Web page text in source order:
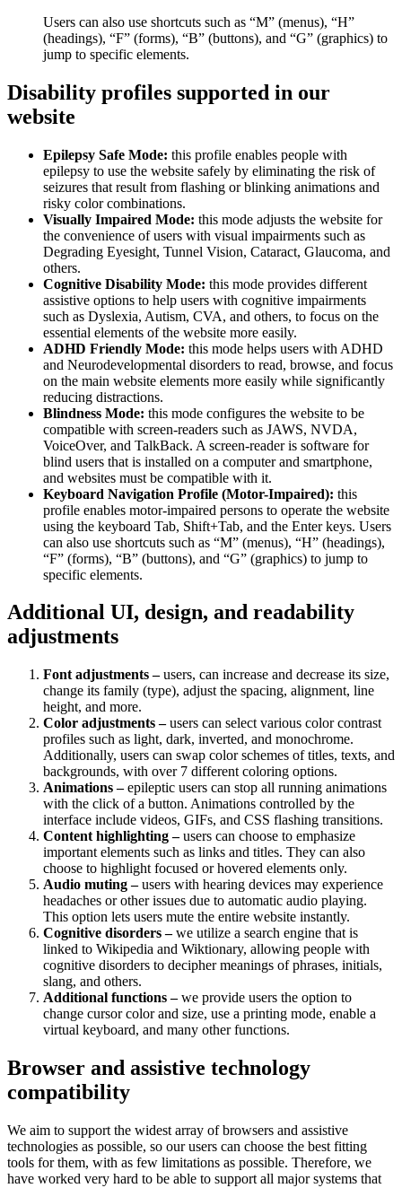
Users can also use shortcuts such as “M” (menus), “H”
(headings), “F” (forms), “B” (buttons), and “G” (graphics) to
jump to specific elements.
Disability profiles supported in our
website
Epilepsy Safe Mode: this profile enables people with
epilepsy to use the website safely by eliminating the risk of
seizures that result from flashing or blinking animations and
risky color combinations.
Visually Impaired Mode: this mode adjusts the website for
the convenience of users with visual impairments such as
Degrading Eyesight, Tunnel Vision, Cataract, Glaucoma, and
others.
Cognitive Disability Mode: this mode provides different
assistive options to help users with cognitive impairments
such as Dyslexia, Autism, CVA, and others, to focus on the
essential elements of the website more easily.
ADHD Friendly Mode: this mode helps users with ADHD
and Neurodevelopmental disorders to read, browse, and focus
on the main website elements more easily while significantly
reducing distractions.
Blindness Mode: this mode configures the website to be
compatible with screen-readers such as JAWS, NVDA,
VoiceOver, and TalkBack. A screen-reader is software for
blind users that is installed on a computer and smartphone,
and websites must be compatible with it.
Keyboard Navigation Profile (Motor-Impaired): this
profile enables motor-impaired persons to operate the website
using the keyboard Tab, Shift+Tab, and the Enter keys. Users
can also use shortcuts such as “M” (menus), “H” (headings),
“F” (forms), “B” (buttons), and “G” (graphics) to jump to
specific elements.
Additional UI, design, and readability
adjustments
Font adjustments –users, can increase and decrease its size,
change its family (type), adjust the spacing, alignment, line
height, and more.
Color adjustments –users can select various color contrast
profiles such as light, dark, inverted, and monochrome.
Additionally, users can swap color schemes of titles, texts, and
backgrounds, with over 7 different coloring options.
Animations –epileptic users can stop all running animations
with the click of a button. Animations controlled by the
interface include videos, GIFs, and CSS flashing transitions.
Content highlighting –users can choose to emphasize
important elements such as links and titles. They can also
choose to highlight focused or hovered elements only.
Audio muting –users with hearing devices may experience
headaches or other issues due to automatic audio playing.
This option lets users mute the entire website instantly.
Cognitive disorders –we utilize a search engine that is
linked to Wikipedia and Wiktionary, allowing people with
cognitive disorders to decipher meanings of phrases, initials,
slang, and others.
Additional functions –we provide users the option to
change cursor color and size, use a printing mode, enable a
virtual keyboard, and many other functions.
Browser and assistive technology
compatibility
We aim to support the widest array of browsers and assistive
technologies as possible, so our users can choose the best fitting
tools for them, with as few limitations as possible. Therefore, we
have worked very hard to be able to support all major systems that